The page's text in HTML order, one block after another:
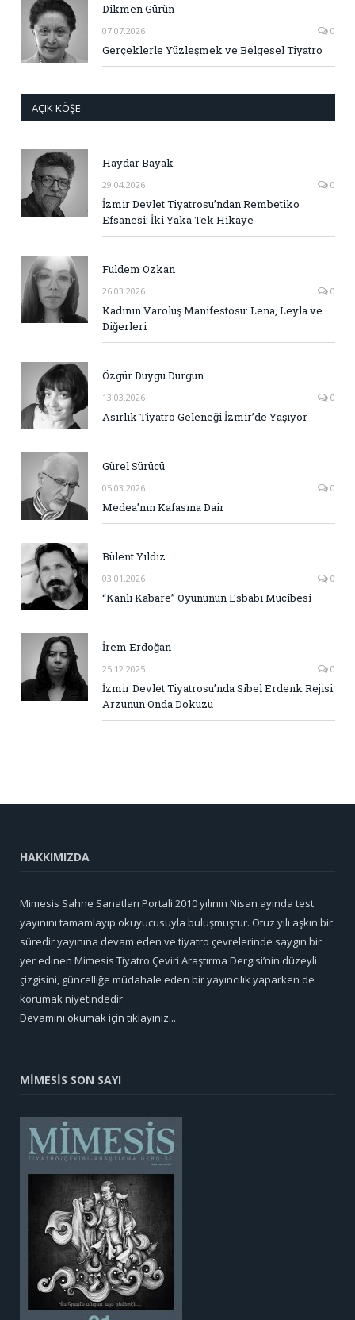
Dikmen Gürün
07.07.2026 0
Gerçeklerle Yüzleşmek ve Belgesel Tiyatro
AÇIK KÖŞE
Haydar Bayak
29.04.2026 0
İzmir Devlet Tiyatrosu’ndan Rembetiko
Efsanesi: İki Yaka Tek Hikaye
Fuldem Özkan
26.03.2026 0
Kadının Varoluş Manifestosu: Lena, Leyla ve
Diğerleri
Özgür Duygu Durgun
13.03.2026 0
Asırlık Tiyatro Geleneği İzmir’de Yaşıyor
Gürel Sürücü
05.03.2026 0
Medea’nın Kafasına Dair
Bülent Yıldız
03.01.2026 0
“Kanlı Kabare” Oyununun Esbabı Mucibesi
İrem Erdoğan
25.12.2025 0
İzmir Devlet Tiyatrosu’nda Sibel Erdenk Rejisi:
Arzunun Onda Dokuzu
HAKKIMIZDA
Mimesis Sahne Sanatları Portali 2010 yılının Nisan ayında test
yayınını tamamlayıp okuyucusuyla buluşmuştur. Otuz yılı aşkın bir
süredir yayınına devam eden ve tiyatro çevrelerinde saygın bir
yer edinen Mimesis Tiyatro Çeviri Araştırma Dergisi’nin düzeyli
çizgisini, güncelliğe müdahale eden bir yayıncılık yaparken de
korumak niyetindedir.
Devamını okumak için tıklayınız...
MİMESİS SON SAYI